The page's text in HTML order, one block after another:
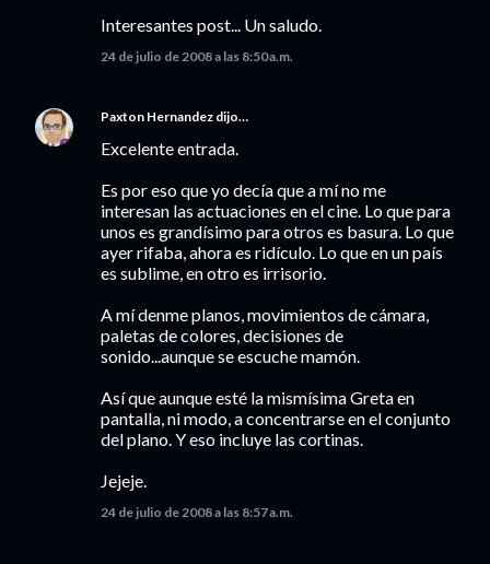
Interesantes post... Un saludo.
24 de julio de 2008 a las 8:50 a.m.
Paxton Hernandez dijo…
Excelente entrada.
Es por eso que yo decía que a mí no me
interesan las actuaciones en el cine. Lo que para
unos es grandísimo para otros es basura. Lo que
ayer rifaba, ahora es ridículo. Lo que en un país
es sublime, en otro es irrisorio.
A mí denme planos, movimientos de cámara,
paletas de colores, decisiones de
sonido...aunque se escuche mamón.
Así que aunque esté la mismísima Greta en
pantalla, ni modo, a concentrarse en el conjunto
del plano. Y eso incluye las cortinas.
Jejeje.
24 de julio de 2008 a las 8:57 a.m.